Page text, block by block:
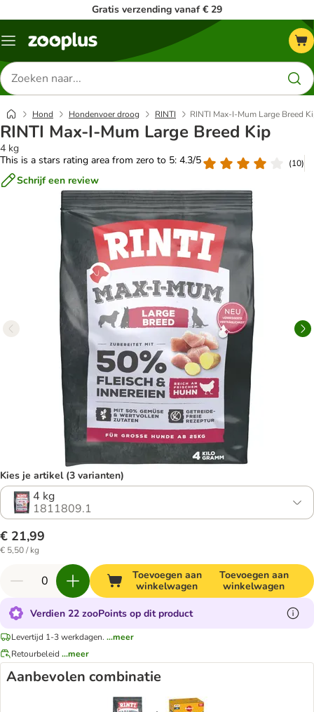
Gratis verzending vanaf € 29
Menu
Zoeken
naar
producten
Hond Hondenvoer droog RINTI RINTI Max-I-Mum Large Breed
RINTI Max-I-Mum Large Breed Kip
4 kg
This is a stars rating area from zero to 5: 4.3/5
(10)
Schrijf een review
Kies je artikel (3 varianten)
4 kg
1811809.1
€ 21,99
€ 5,50 / kg
Toevoegen aan
winkelwagen
Toevoegen aan
winkelwagen
Verdien 22 zooPoints op dit product
Levertijd 1-3 werkdagen. ...meer
Retourbeleid ...meer
Aanbevolen combinatie